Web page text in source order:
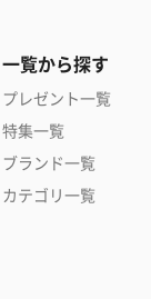
一覧から探す
プレゼント一覧
特集一覧
ブランド一覧
カテゴリ一覧